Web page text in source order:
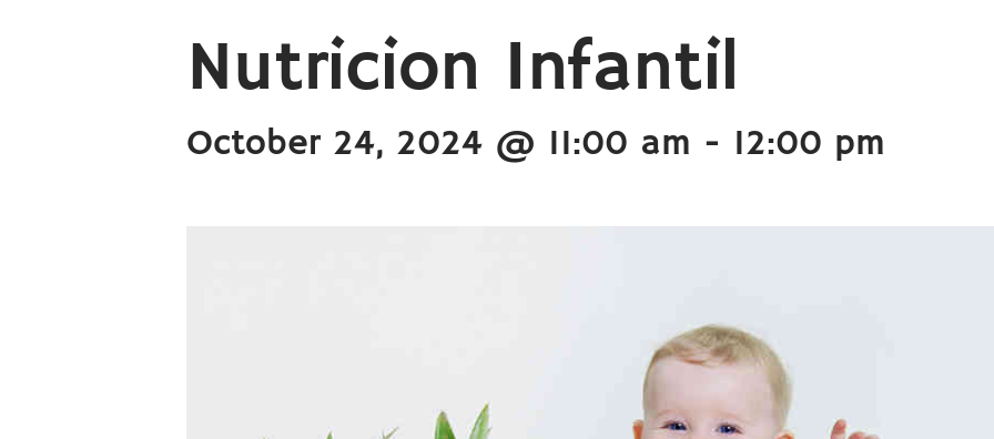
Nutricion Infantil
October 24, 2024 @ 11:00 am - 12:00 pm